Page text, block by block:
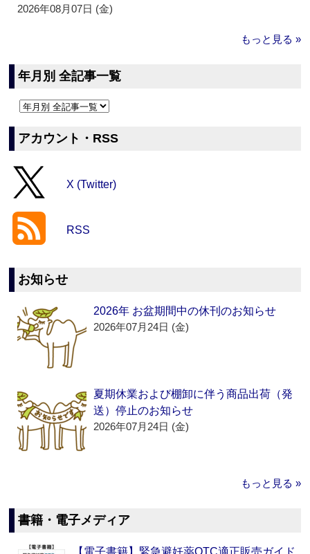
2026年08月07日 (金)
もっと見る »
年月別 全記事一覧
アカウント・RSS
X (Twitter)
RSS
お知らせ
2026年 お盆期間中の休刊のお知らせ
2026年07月24日 (金)
夏期休業および棚卸に伴う商品出荷（発
送）停止のお知らせ
2026年07月24日 (金)
もっと見る »
書籍・電子メディア